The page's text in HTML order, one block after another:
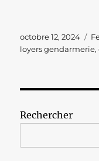
Publié
le
octobre 12, 2024
loyers gendarmerie,
Rechercher